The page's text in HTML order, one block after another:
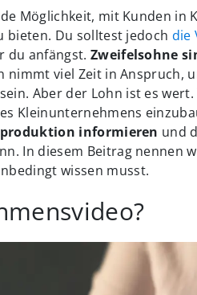
Möglichkeit, mit Kunden in
bieten. Du solltest jedoch die
du anfängst. Zweifelsohne
nimmt viel Zeit in Anspruch,
Aber der Lohn ist es
Kleinunternehmens
informieren und
In diesem Beitrag nennen
wissen musst.